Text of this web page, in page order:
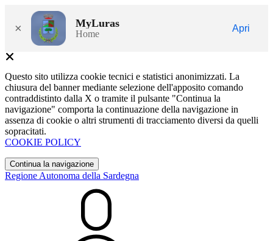
× MyLuras
Home
Apri
Questo sito utilizza cookie tecnici e statistici anonimizzati. La
chiusura del banner mediante selezione dell'apposito comando
contraddistinto dalla X o tramite il pulsante "Continua la
navigazione" comporta la continuazione della navigazione in
assenza di cookie o altri strumenti di tracciamento diversi da quelli
sopracitati.
COOKIE POLICY
Continua la navigazione
Regione Autonoma della Sardegna